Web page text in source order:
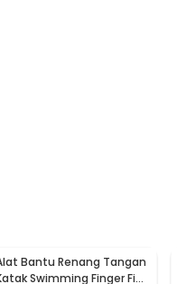
Bantu Renang Tangan
Swimming Finger Fin